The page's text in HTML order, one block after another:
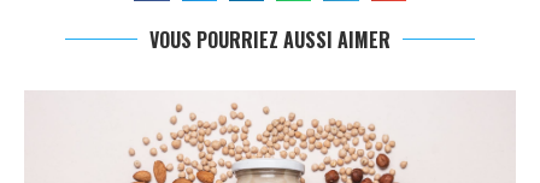
VOUS POURRIEZ AUSSI AIMER